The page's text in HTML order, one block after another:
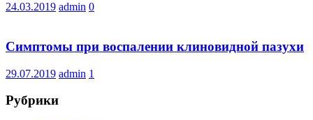
24.03.2019 admin 0
Симптомы при воспалении клиновидной пазухи
29.07.2019 admin 1
Рубрики